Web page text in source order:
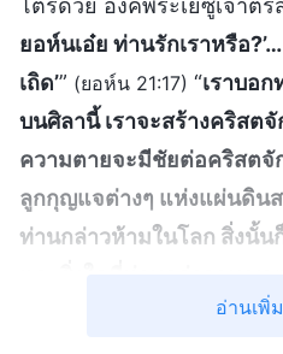
ยอห์นเอ๋ย ท่านรักเราหรือ
เถิด’” (ยอห์น 21:17) “เราบอ
บนศิลานี้ เราจะสร้างคริสต
ความตายจะมีชัยต่อคริสตจั
ลูกกุญแจต่างๆ แห่งแผ่นดิน
ท่านกล่าวห้ามในโลก สิ่งนั้น
(มัทธิว
อ่านเพิ่